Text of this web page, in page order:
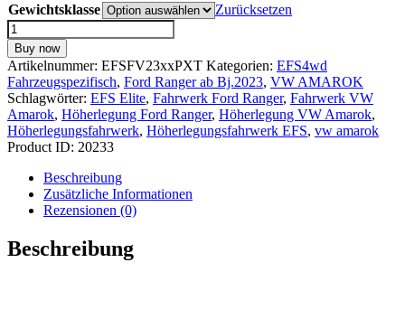
bis
2.990,00 €
Gewichtsklasse
Zurücksetzen
EFS
4x4
Höherlegungsfahrwerk
mit
Parabelfederung
/
XTERME
+50mm
für
VW
Amarok,
Ford
Ranger
ab
Bj.
Buy now
Artikelnummer: EFSFV23xxPXT Kategorien: EFS4wd
Fahrzeugspezifisch, Ford Ranger ab Bj.2023, VW AMAROK
Schlagwörter: EFS Elite, Fahrwerk Ford Ranger, Fahrwerk VW
Amarok, Höherlegung Ford Ranger, Höherlegung VW Amarok,
Höherlegungsfahrwerk, Höherlegungsfahrwerk EFS, vw amarok
Product ID: 20233
Beschreibung
Zusätzliche Informationen
Rezensionen (0)
Beschreibung